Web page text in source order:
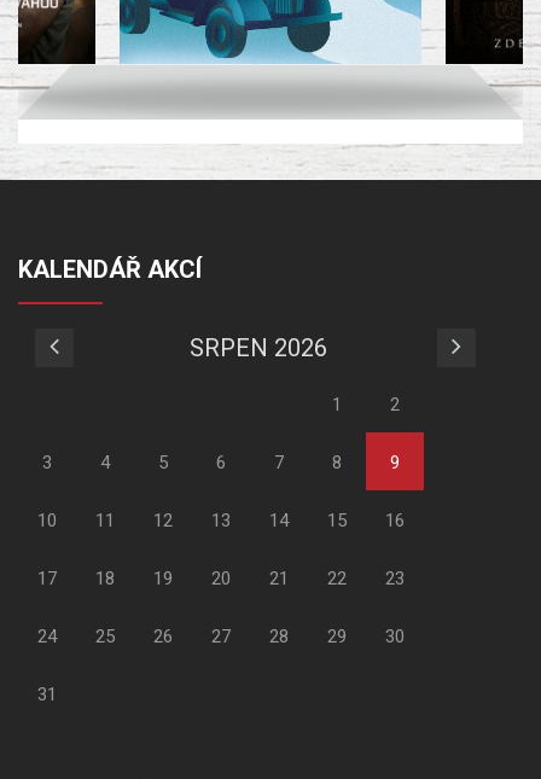
KALENDÁŘ AKCÍ
SRPEN 2026
1 2
3 4 5 6 7 8 9
10 11 12 13 14 15 16
17 18 19 20 21 22 23
24 25 26 27 28 29 30
31